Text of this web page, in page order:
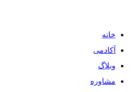
خانه
آکادمی
وبلاگ
مشاوره